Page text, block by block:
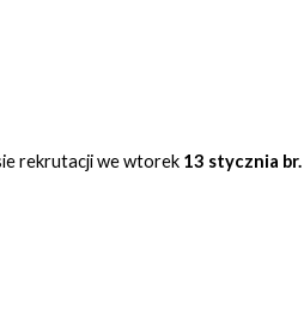
rekrutacji we wtorek 13 stycznia br.